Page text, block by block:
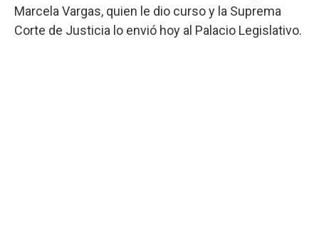
Marcela Vargas, quien le dio curso y la Suprema
Corte de Justicia lo envió hoy al Palacio Legislativo.